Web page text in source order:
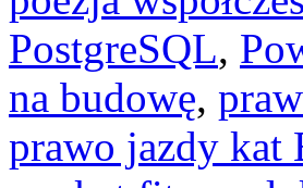
PostgreSQL,
na budowę,
prawo jazdy kat